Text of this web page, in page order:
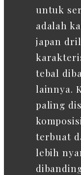
untuk
adalah
japan
tebal
lainnya.
paling
terbuat
lebih